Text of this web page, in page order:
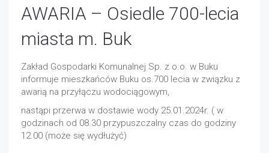
AWARIA – Osiedle 700-lecia
miasta m. Buk
Zakład Gospodarki Komunalnej Sp. z o.o. w Buku
informuje mieszkańców Buku os.700 lecia w związku z
awarią na przyłączu wodociągowym,
nastąpi przerwa w dostawie wody 25.01.2024r. ( w
godzinach od 08.30 przypuszczalny czas do godziny
12.00 (może się wydłużyć)